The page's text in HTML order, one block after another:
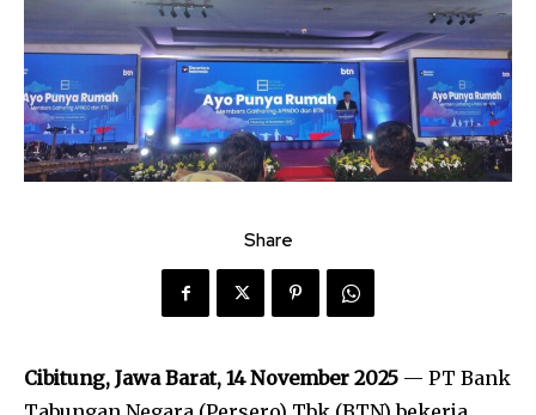
Share
Cibitung, Jawa Barat, 14 November 2025 — PT Bank